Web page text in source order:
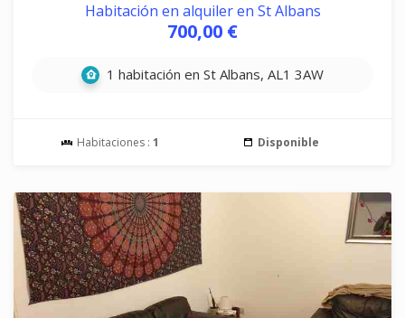
Habitación en alquiler en St Albans
700,00 €
1 habitación en St Albans, AL1 3AW
Habitaciones : 1 Disponible